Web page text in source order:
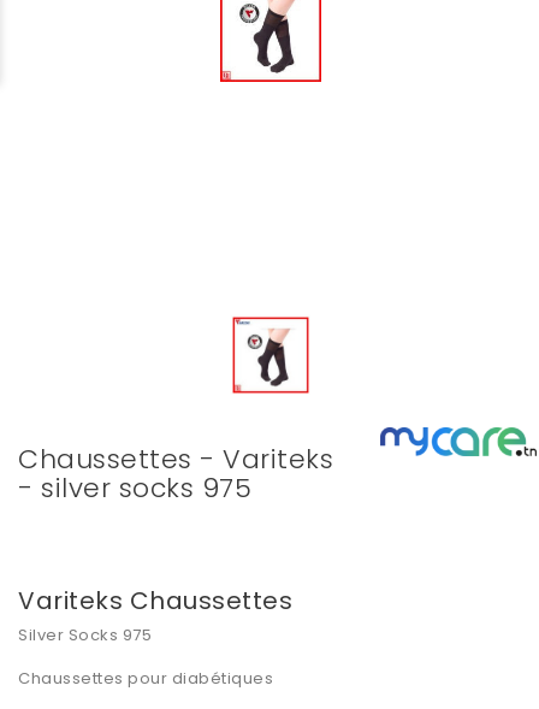
Chaussettes - Variteks
- silver socks 975
Variteks Chaussettes
Silver Socks 975
Chaussettes pour diabétiques